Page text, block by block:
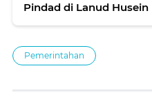
Pindad di Lanud Husein
Pemerintahan